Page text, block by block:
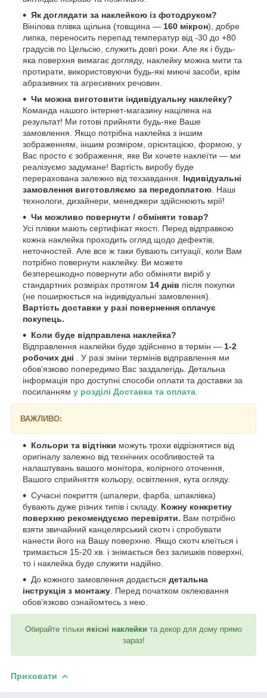
Як доглядати за наклейкою із фотодруком?
Вінілова плівка щільна (товщина — 160 мікрон), добре
липка, переносить перепад температур від -30 до +80
градусів по Цельсію, служить довгі роки. Але як і будь-
яка поверхня вимагає догляду, наклейку можна мити та
протирати, використовуючи будь-які миючі засоби, крім
абразивних та агресивних речовин.
Чи можна виготовити індивідуальну наклейку?
Команда нашого інтернет-магазину націлена на
результат! Ми готові прийняти будь-яке Ваше
замовлення. Якщо потрібна наклейка з іншим
зображенням, іншим розміром, орієнтацією, формою, у
Вас просто є зображення, яке Ви хочете наклеїти — ми
реалізуємо задумане! Вартість виробу буде
перерахована залежно від техзавдання. Індивідуальні
замовлення виготовляємо за передоплатою . Наші
технологи, дизайнери, менеджери здійснюють мрії!
Чи можливо повернути / обміняти товар?
Усі плівки мають сертифікат якості. Перед відправкою
кожна наклейка проходить огляд щодо дефектів,
неточностей. Але все ж таки бувають ситуації, коли Вам
потрібно повернути наклейку. Ви можете
безперешкодно повернути або обміняти виріб у
стандартних розмірах протягом 14 днів після покупки
(не поширюється на індивідуальні замовлення).
Вартість доставки у разі повернення сплачує
покупець.
Коли буде відправлена наклейка?
Відправлення наклейки буде здійснено в термін — 1-2
робочих дні . У разі зміни термінів відправлення ми
обов'язково попередимо Вас заздалегідь. Детальна
інформація про доступні способи оплати та доставки за
посиланням у розділі Доставка та оплата
ВАЖЛИВО:
Кольори та відтінки можуть трохи відрізнятися від
оригіналу залежно від технічних особливостей та
налаштувань вашого монітора, колірного оточення,
Вашого сприйняття кольору, освітлення, кута огляду.
Сучасні покриття (шпалери, фарба, шпаклівка)
бувають дуже різних типів і складу. Кожну конкретну
поверхню рекомендуємо перевіряти. Вам потрібно
взяти звичайний канцелярський скотч і спробувати
нанести його на Вашу поверхню. Якщо скотч клеїться і
тримається 15-20 хв. і знімається без залишків поверхні,
то і наклейка буде служити надійно.
До кожного замовлення додається детальна
інструкція з монтажу . Перед початком оклеювання
обов'язково ознайомтесь з нею.
Обирайте тільки якісні наклейки та декор для дому прямо
зараз!
Приховати